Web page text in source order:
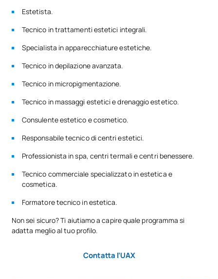
Estetista.
Tecnico in trattamenti estetici integrali.
Specialista in apparecchiature estetiche.
Tecnico in depilazione avanzata.
Tecnico in micropigmentazione.
Tecnico in massaggi estetici e drenaggio estetico.
Consulente estetico e cosmetico.
Responsabile tecnico di centri estetici.
Professionista in spa, centri termali e centri benessere.
Tecnico commerciale specializzato in estetica e
cosmetica.
Formatore tecnico in estetica.
Non sei sicuro? Ti aiutiamo a capire quale programma si
adatta meglio al tuo profilo.
Contatta l’UAX